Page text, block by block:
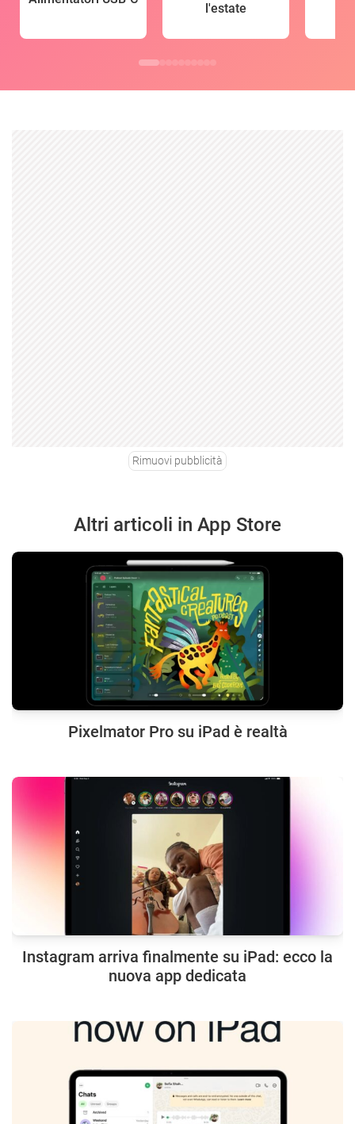
l'estate
Rimuovi pubblicità
Altri articoli in App Store
Pixelmator Pro su iPad è realtà
Instagram arriva finalmente su iPad: ecco la
nuova app dedicata